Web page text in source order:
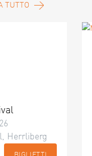
TUTTO
Herrliberg